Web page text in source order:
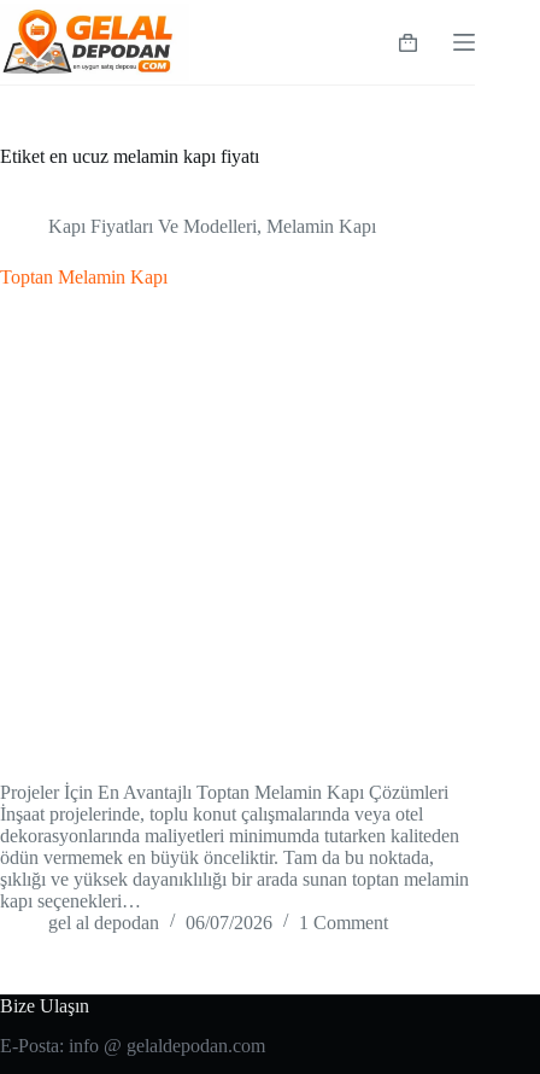
Skip
content
Shopping
Etiket en ucuz melamin kapı fiyatı
Kapı Fiyatları Ve Modelleri, Melamin Kapı
Toptan Melamin Kapı
Projeler İçin En Avantajlı Toptan Melamin Kapı Çözümleri
İnşaat projelerinde, toplu konut çalışmalarında veya otel
dekorasyonlarında maliyetleri minimumda tutarken kaliteden
ödün vermemek en büyük önceliktir. Tam da bu noktada,
şıklığı ve yüksek dayanıklılığı bir arada sunan toptan melamin
kapı seçenekleri…
gel al depodan
06/07/2026 1 Comment
Bize Ulaşın
E-Posta: info @ gelaldepodan.com